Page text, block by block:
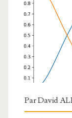
ParDavid